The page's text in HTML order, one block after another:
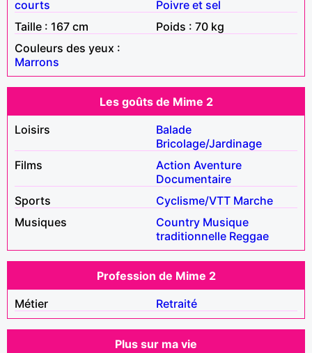
courts
Poivre et sel
Taille : 167 cm
Poids : 70 kg
Couleurs des yeux :
Marrons
Les goûts de Mime 2
Loisirs
Balade
Bricolage/Jardinage
Films
Action Aventure
Documentaire
Sports
Cyclisme/VTT Marche
Musiques
Country Musique
traditionnelle Reggae
Profession de Mime 2
Métier
Retraité
Plus sur ma vie